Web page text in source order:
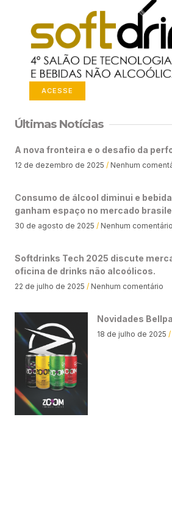
ACESSE
Últimas Notícias
A nova fronteira e o desafio da
12 de dezembro de 2025 Nenhum
Consumo de álcool diminui e
ganham espaço no mercado
30 de agosto de 2025 Nenhum comentário
Softdrinks Tech 2025 discute
oficina de drinks não alcoólicos.
22 de julho de 2025 Nenhum comentário
Novidades
18 de julho de 2025